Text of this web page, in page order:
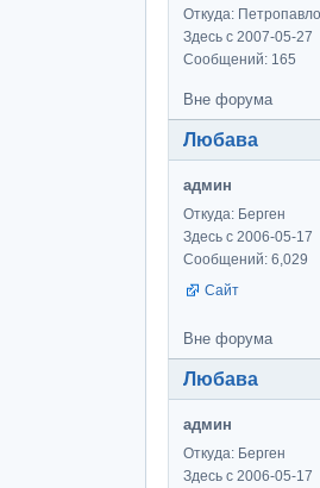
Откуда:
Здесь с 2007-05-27
Сообщений: 165
Вне форума
Любава
админ
Откуда: Берген
Здесь с 2006-05-17
Сообщений: 6,029
Сайт
Вне форума
Любава
админ
Откуда: Берген
Здесь с 2006-05-17